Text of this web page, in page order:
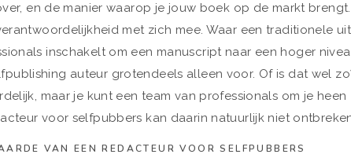
en de manier waarop je jouw boek op de markt
met zich mee. Waar een traditionele
inschakelt om een manuscript naar een hoger
auteur grotendeels alleen voor. Of is dat wel
maar je kunt een team van professionals om je heen
voor selfpubbers kan daarin natuurlijk niet
VAN EEN REDACTEUR VOOR SELFPUBBERS